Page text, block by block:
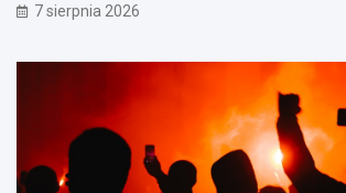
7 sierpnia 2026